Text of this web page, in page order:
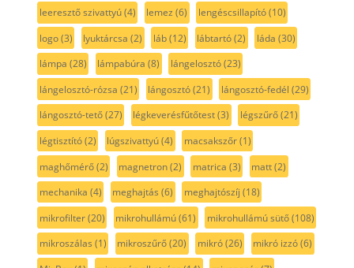
leeresztő szivattyú(4) lemez (6) lengéscsillapító(10)
logo(3) lyuktárcsa (2) láb(12) lábtartó(2) láda (30)
lámpa (28) lámpabúra (8) lángelosztó(23)
lángelosztó-rózsa (21) lángosztó(21) lángosztó-fedél (29)
lángosztó-tető(27) légkeverésfűtőtest(3) légszűrő(21)
légtisztító(2) lúgszivattyú(4) macsakszőr(1)
maghőmérő(2) magnetron(2) matrica (3) matt(2)
mechanika (4) meghajtás (6) meghajtószíj (18)
mikrofilter(20) mikrohullámú(61) mikrohullámú sütő(108)
mikroszálas (1) mikroszűrő(20) mikró(26) mikró izzó(6)